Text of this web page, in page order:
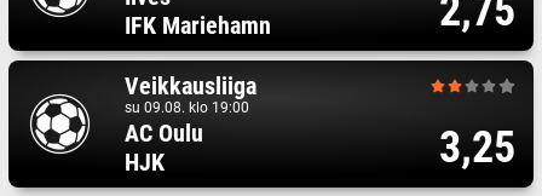
IFK Mariehamn
2,75
Veikkausliiga
su 09.08. klo 19:00
AC Oulu
HJK
3,25